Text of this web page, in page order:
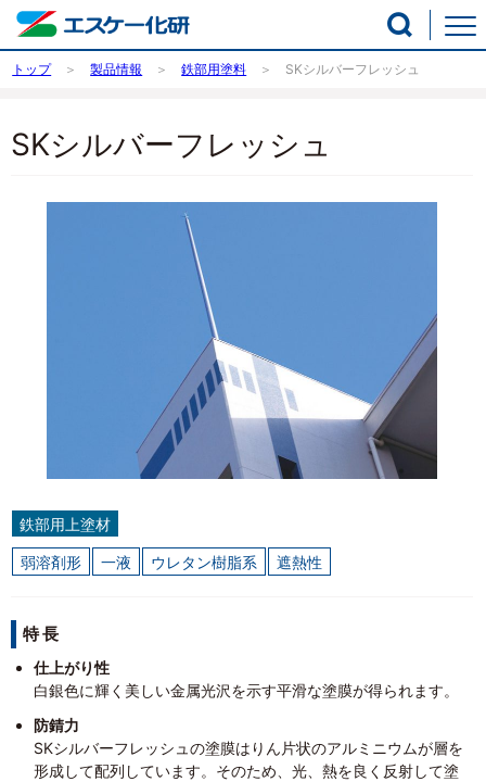
トップ 製品情報 鉄部用塗料 SKシルバーフレッシュ
SKシルバーフレッシュ
鉄部用上塗材
弱溶剤形 一液 ウレタン樹脂系 遮熱性
特長
仕上がり性
白銀色に輝く美しい金属光沢を示す平滑な塗膜が得られます。
防錆力
SKシルバーフレッシュの塗膜はりん片状のアルミニウムが層を
形成して配列しています。そのため、光、熱を良く反射して塗